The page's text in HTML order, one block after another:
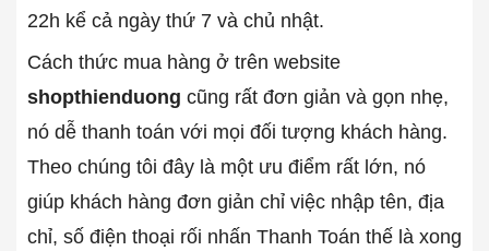
22h kể cả ngày thứ 7 và chủ nhật.
Cách thức mua hàng ở trên website
shopthienduong cũng rất đơn giản và gọn nhẹ,
nó dễ thanh toán với mọi đối tượng khách hàng.
Theo chúng tôi đây là một ưu điểm rất lớn, nó
giúp khách hàng đơn giản chỉ việc nhập tên, địa
chỉ, số điện thoại rối nhấn Thanh Toán thế là xong